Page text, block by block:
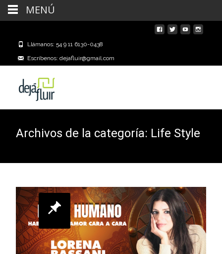
Llámanos: 54 9 11 6130-0438
Escríbenos: dejafluir@gmail.com
Archivos de la categoría: Life Style
MENÚ